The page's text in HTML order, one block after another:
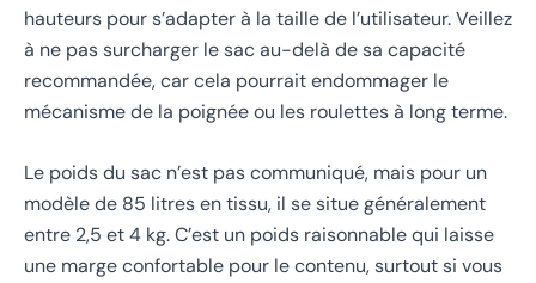
hauteurs pour s’adapter à la taille de l’utilisateur. Veillez
à ne pas surcharger le sac au-delà de sa capacité
recommandée, car cela pourrait endommager le
mécanisme de la poignée ou les roulettes à long terme.
Le poids du sac n’est pas communiqué, mais pour un
modèle de 85 litres en tissu, il se situe généralement
entre 2,5 et 4 kg. C’est un poids raisonnable qui laisse
une marge confortable pour le contenu, surtout si vous